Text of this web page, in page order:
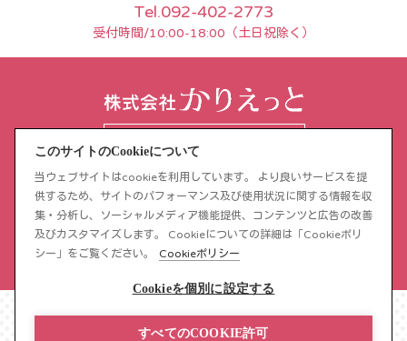
Tel.092-402-2773
受付時間/10:00-18:00（土日祝除く）
〒812-0018
福岡市博多区住吉5丁目5-15
住吉パークサイドビル3階
このサイトのCookieについて
当ウェブサイトはcookieを利用しています。 より良いサービスを提
供するため、サイトのパフォーマンス及び使用状況に関する情報を収
集・分析し、ソーシャルメディア機能提供、コンテンツと広告の改善
及びカスタマイズします。 Cookieについての詳細は「Cookieポリ
シー」をご覧ください。
Cookieポリシー
Cookieを個別に設定する
すべてのCOOKIE許可